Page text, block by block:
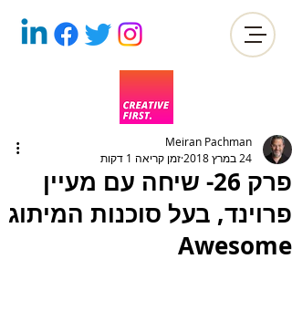
פרק 26- שיחה עם מעיין
פרוינד, בעל סוכנות המיתוג
Awesome
Meiran Pachman
24 במרץ 2018
זמן קריאה 1 דקות